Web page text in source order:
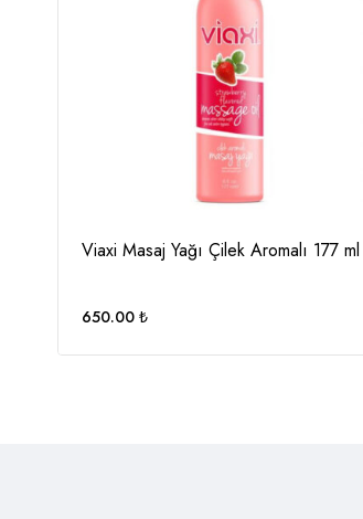
Viaxi Masaj Yağı Çilek Aromalı 177 ml
650.00 ₺